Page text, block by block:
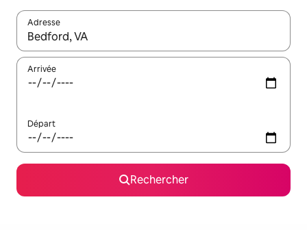
Adresse
Lorsque les résultats s'affichent, utilisez les flèches vers le
Arrivée
Départ
Rechercher